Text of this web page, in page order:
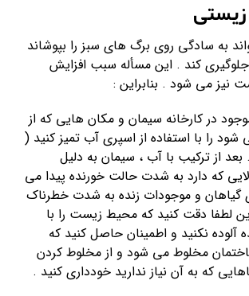
به سادگی روی برگ های سبز را بپوشاند
جلوگیری کند . این مسأله سبب افزایش
نیز می شود . بنابراین :
در کارخانه سیمان و مکان هایی که از
را با استفاده از اسپری آب تمیز کنید (
از ترکیب با آب ، سیمان به دلیل
که دارد به شدت حالت خورنده پیدا می
گیاهان و موجودات زنده به شدت خطرناک
لطفا دقت کنید که محیط زیست را با
نکنید و اطمینان حاصل کنید که
مخلوط می شود و از مخلوط کردن
که به آن نیاز ندارید خودداری کنید .